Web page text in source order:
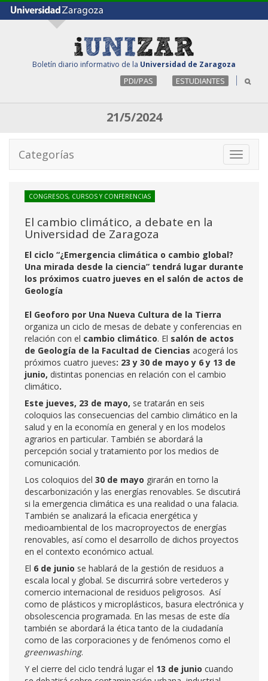
Boletín diario informativo de la Universidad de Zaragoza
PDI/PAS ESTUDIANTES
21/5/2024
Toggle
Categorías
CONGRESOS, CURSOS Y CONFERENCIAS
El cambio climático, a debate en la
Universidad de Zaragoza
El ciclo “¿Emergencia climática o cambio global?
Una mirada desde la ciencia” tendrá lugar durante
los próximos cuatro jueves en el salón de actos de
Geología
El Geoforo por Una Nueva Cultura de la Tierra
organiza un ciclo de mesas de debate y conferencias en
relación con el cambio climático. El salón de actos
de Geología de la Facultad de Ciencias acogerá los
próximos cuatro jueves: 23 y 30 de mayo y 6 y 13 de
junio, distintas ponencias en relación con el cambio
climático.
Este jueves, 23 de mayo, se tratarán en seis
coloquios las consecuencias del cambio climático en la
salud y en la economía en general y en los modelos
agrarios en particular. También se abordará la
percepción social y tratamiento por los medios de
comunicación.
Los coloquios del 30 de mayo girarán en torno la
descarbonización y las energías renovables. Se discutirá
si la emergencia climática es una realidad o una falacia.
También se analizará la eficacia energética y
medioambiental de los macroproyectos de energías
renovables, así como el desarrollo de dichos proyectos
en el contexto económico actual.
El 6 de junio se hablará de la gestión de residuos a
escala local y global. Se discurrirá sobre vertederos y
comercio internacional de residuos peligrosos. Así
como de plásticos y microplásticos, basura electrónica y
obsolescencia programada. En las mesas de este día
también se abordará la ética tanto de la ciudadanía
como de las corporaciones y de fenómenos como el
greenwashing.
Y el cierre del ciclo tendrá lugar el 13 de junio cuando